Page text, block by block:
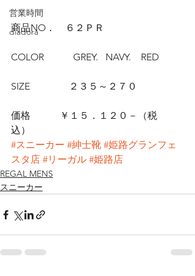
営業時間
diadora
商品NO．　６２ＰＲ
COLOR　　　GREY.   NAVY.　RED
SIZE　　　　２３５～２７０
価格　　　￥１５．１２０－（税
込）
#スニーカー #紳士靴 #姫路グランフェ
スタ店 #リーガル #姫路店
REGAL MENS
スニーカー